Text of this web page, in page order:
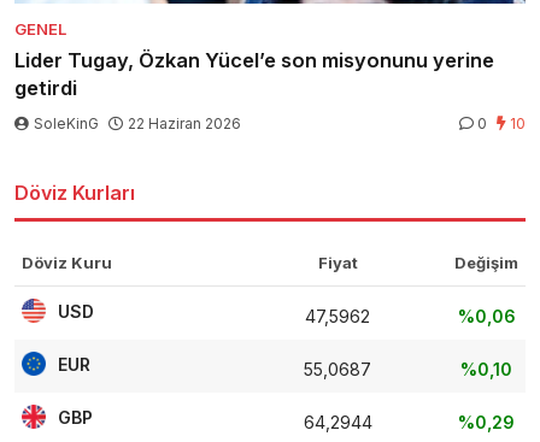
GENEL
Lider Tugay, Özkan Yücel’e son misyonunu yerine
getirdi
SoleKinG 22 Haziran 2026 0 10
Döviz Kurları
Döviz Kuru Fiyat Değişim
USD 47,5962 %0,06
EUR 55,0687 %0,10
GBP 64,2944 %0,29